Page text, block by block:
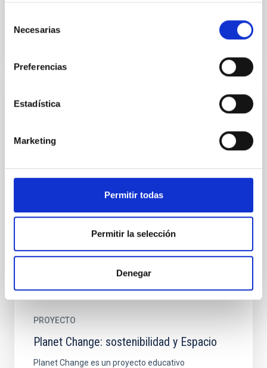
Necesarias
Preferencias
Estadística
Marketing
Permitir todas
Permitir la selección
Denegar
PROYECTO
Optoelectrónica y Opto-Mecánica de
El laboratorio LIFEM (Laboratorio Integrado de
Fotónica, Optoelectrónica y Opto-Mecánica)
infraestructura técnica...
PROYECTO
Planet Change: sostenibilidad y Espacio
Planet Change es un proyecto educativo